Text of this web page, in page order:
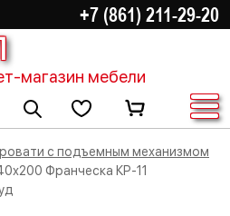
+7 (861) 211-29-20
магазин мебели
Кровати с подъемным механизмом